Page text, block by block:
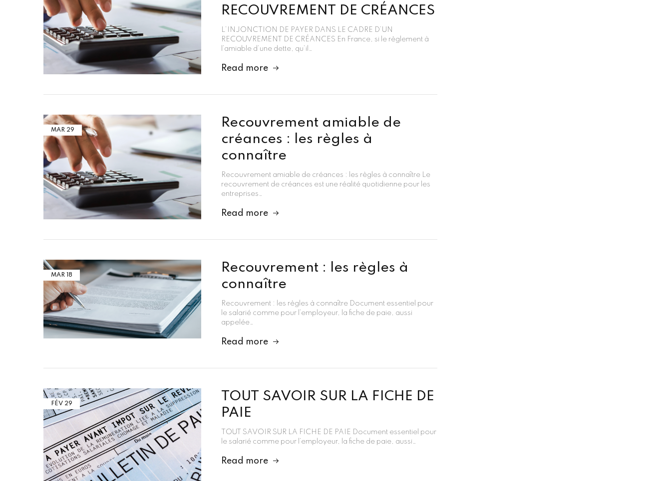
RECOUVREMENT DE CRÉANCES
L’INJONCTION DE PAYER DANS LE CADRE D’UN
RECOUVREMENT DE CRÉANCES En France, si le règlement à
l’amiable d’une dette, qu’il…
Read more
MAR 29
Recouvrement amiable de
créances : les règles à
connaître
Recouvrement amiable de créances : les règles à connaître Le
recouvrement de créances est une réalité quotidienne pour les
entreprises…
Read more
MAR 18
Recouvrement : les règles à
connaître
Recouvrement : les règles à connaître Document essentiel pour
le salarié comme pour l’employeur, la fiche de paie, aussi
appelée…
Read more
FÉV 29
TOUT SAVOIR SUR LA FICHE DE
PAIE
TOUT SAVOIR SUR LA FICHE DE PAIE Document essentiel pour
le salarié comme pour l’employeur, la fiche de paie, aussi…
Read more